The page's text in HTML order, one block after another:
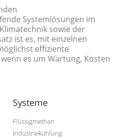
Systemlösungen im
sowie der
ist es, mit einzelnen
effiziente
es um Wartung, Kosten
Systeme
Flüssigmethan
Industriekühlung